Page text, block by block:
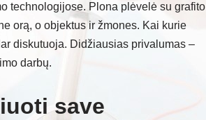
technologijose. Plona plėvelė su grafito
orą, o objektus ir žmones. Kai kurie
diskutuoja. Didžiausias privalumas –
darbų.
save